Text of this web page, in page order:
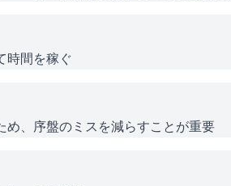
時間を稼ぐ
め、序盤のミスを減らすことが重要